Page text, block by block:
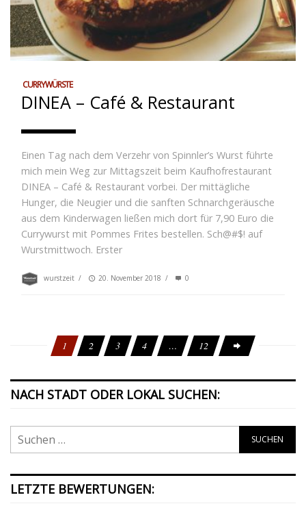
CURRYWÜRSTE
DINEA – Café & Restaurant
Einen Tag nach dem Verzehr von Spinnler’s Wurst führte
mich mein Weg zur Mittagszeit beim Kaufhofrestaurant
DINEA – Café & Restaurant vorbei. Der mittägliche
Hunger, die Neugier und die sanften Schnarchgeräusche
aus dem Kinderwagen ließen mich dort für 7,90 Euro die
Currywurst mit Pommes Frites bestellen. Sch@#$! auf
Wurstmittwoch. Erster
wurstzeit / 20. November 2018 / 0
1 2 3 4 … 12
NACH STADT ODER LOKAL SUCHEN:
LETZTE BEWERTUNGEN: